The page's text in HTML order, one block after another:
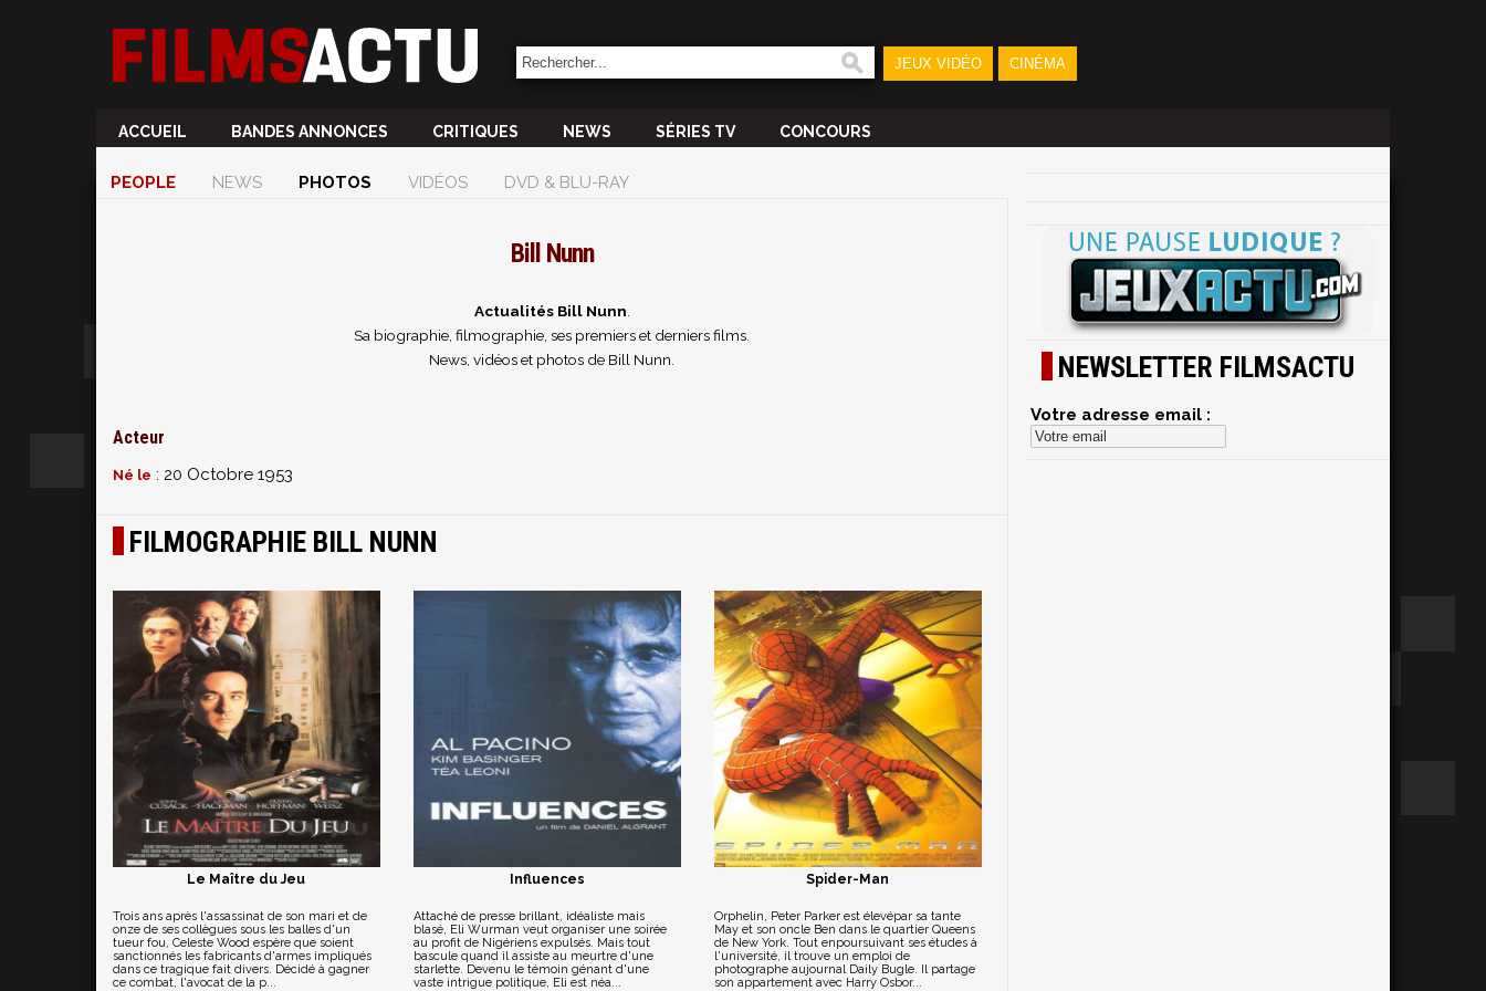
JEUX VIDÉO CINÉMA
ACCUEIL BANDES ANNONCES CRITIQUES NEWS SÉRIES TV CONCOURS
PEOPLE NEWS PHOTOS VIDÉOS DVD & BLU-RAY
Bill Nunn
Actualités Bill Nunn
Sa biographie, filmographie, ses premiers et derniers films.
News, vidéos et photos de Bill Nunn.
Acteur
Né le : 20 Octobre 1953
FILMOGRAPHIE BILL NUNN
Le Maître du Jeu
Trois ans après l'assassinat de son mari et de
onze de ses collègues sous les balles d'un
tueur fou, Celeste Wood espère que soient
sanctionnés les fabricants d'armes impliqués
dans ce tragique fait divers. Décidé à gagner
ce combat, l'avocat de la p...
Influences
Attaché de presse brillant, idéaliste mais
blasé, Eli Wurman veut organiser une soirée
au profit de Nigériens expulsés. Mais tout
bascule quand il assiste au meurtre d'une
starlette. Devenu le témoin génant d'une
vaste intrigue politique, Eli est néa...
Spider-Man
Orphelin, Peter Parker est élevépar sa tante
May et son oncle Ben dans le quartier Queens
de New York. Tout enpoursuivant ses études à
l'université, il trouve un emploi de
photographe aujournal Daily Bugle. Il partage
son appartement avec Harry Osbor...
NEWSLETTER FILMSACTU
Votre adresse email :